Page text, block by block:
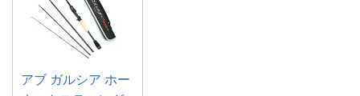
アブ ガルシア ホー